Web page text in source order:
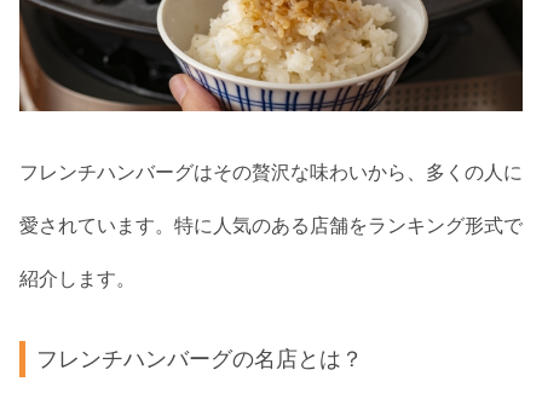
フレンチハンバーグはその贅沢な味わいから、多くの人に
愛されています。特に人気のある店舗をランキング形式で
紹介します。
フレンチハンバーグの名店とは？